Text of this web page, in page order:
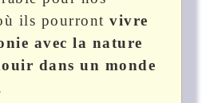
ils pourront vivre
avec la nature
dans un monde